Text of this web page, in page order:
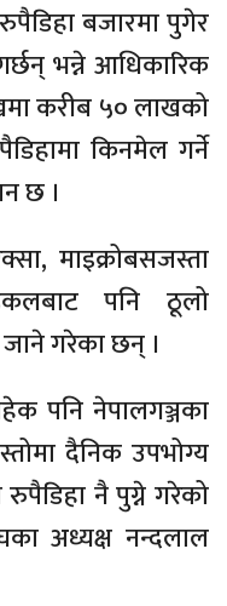
बजारमा पुगेर
भन्ने आधिकारिक
करीब ५० लाखको
किनमेल गर्ने
छ ।
माइक्रोबसजस्ता
पनि ठूलो
गरेका छन् ।
पनि नेपालगञ्जका
दैनिक उपभोग्य
रुपैडिहा नै पुग्ने गरेको
अध्यक्ष नन्दलाल